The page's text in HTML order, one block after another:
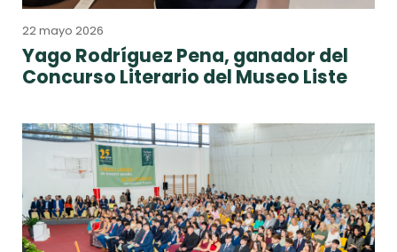
22 mayo 2026
Yago Rodríguez Pena, ganador del
Concurso Literario del Museo Liste